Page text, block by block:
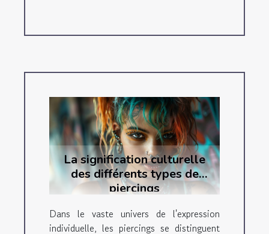
La signification culturelle
des différents types de
piercings
Dans le vaste univers de l'expression
individuelle, les piercings se distinguent